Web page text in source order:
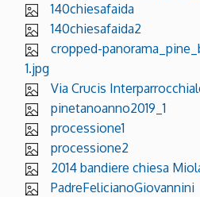
140chiesafaida
140chiesafaida2
cropped-
1.jpg
Via Crucis
pinetanoanno2019_1
processione1
processione2
2014 bandiere chiesa
PadreFelicianoGiovannini